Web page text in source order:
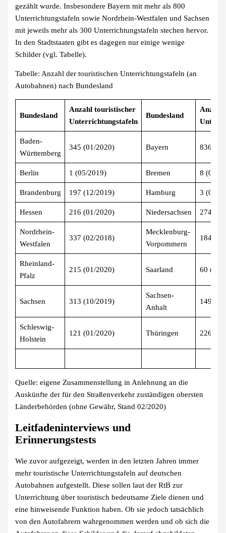
gezählt wurde. Insbesondere Bayern mit mehr als 800
Unterrichtungstafeln sowie Nordrhein-Westfalen und Sachsen
mit jeweils mehr als 300 Unterrichtungstafeln stechen hervor.
In den Stadtstaaten gibt es dagegen nur einige wenige
Schilder (vgl. Tabelle).
Tabelle: Anzahl der touristischen Unterrichtungstafeln (an
Autobahnen) nach Bundesland
Bundesland
Anzahl touristischer
Unterrichtungstafeln
Bundesland
Anzahl
Baden-
Württemberg
345 (01/2020) Bayern 836
Berlin 1 (05/2019) Bremen 8 (01/
Brandenburg 197 (12/2019) Hamburg 3 (01/
Hessen 216 (01/2020) Niedersachsen 274
Nordrhein-
Westfalen
337 (02/2018)
Mecklenburg-
Vorpommern
184
Rheinland-
Pfalz
215 (01/2020) Saarland 60 (01/
Sachsen 313 (10/2019)
Sachsen-
Anhalt
149
Schleswig-
Holstein
121 (01/2020) Thüringen 226
Quelle: eigene Zusammenstellung in Anlehnung an die
Auskünfte der für den Straßenverkehr zuständigen obersten
Länderbehörden (ohne Gewähr, Stand 02/2020)
Leitfadeninterviews und
Erinnerungstests
Wie zuvor aufgezeigt, werden in den letzten Jahren immer
mehr touristische Unterrichtungstafeln auf deutschen
Autobahnen aufgestellt. Diese sollen laut der RtB zur
Unterrichtung über touristisch bedeutsame Ziele dienen und
eine hinweisende Funktion haben. Ob sie jedoch tatsächlich
von den Autofahrern wahrgenommen werden und ob sich die